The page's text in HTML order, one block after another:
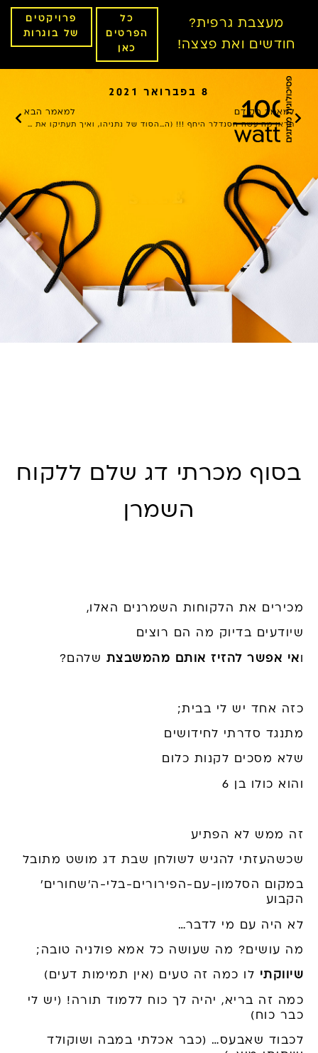
מעצבת גרפית?
חודשים ואת פצצה!
כל
הפרטים
כאן
פרויקטים
של בוגרות
8 בפברואר 2021
למאמר הקודם
תראו מה עשה הסנדלר היחף !!! (השתדרגנו!)
למאמר הבא
הסוד של נתניהו, ואיך תעתיקו את זה לעסק שלכם?
בסוף מכרתי דג שלם ללקוח
השמרן
מכירים את הלקוחות השמרנים האלו,
שיודעים בדיוק מה הם רוצים
אי אפשר להזיז אותם מהמשבצת שלהם?
כזה אחד יש לי בבית;
מתנגד סדרתי לחידושים
שלא מסכים לקנות כלום
והוא כולו בן 6
זה ממש לא הפתיע
שכשהעזתי להגיש לשולחן שבת דג מושט מתובל
במקום הסלמון-עם-הפירורים-בלי-ה'שחורים'
הקבוע
לא היה עם מי לדבר…
מה עושים? מה שעושה כל אמא פולניה טובה;
שיווקתי לו כמה זה טעים (אין תמימות דעים)
כמה זה בריא, יהיה לך כוח ללמוד תורה! (יש לי
כבר כוח)
לכבוד שאבעס… (כבר אכלתי במבה ושוקולד